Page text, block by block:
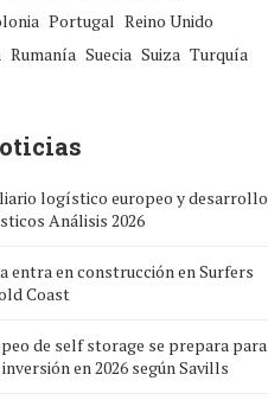
Portugal Reino Unido
Rumanía Suecia Suiza Turquía
logístico europeo y desarrollo
Análisis 2026
entra en construcción en Surfers
Coast
de self storage se prepara para
en 2026 según Savills